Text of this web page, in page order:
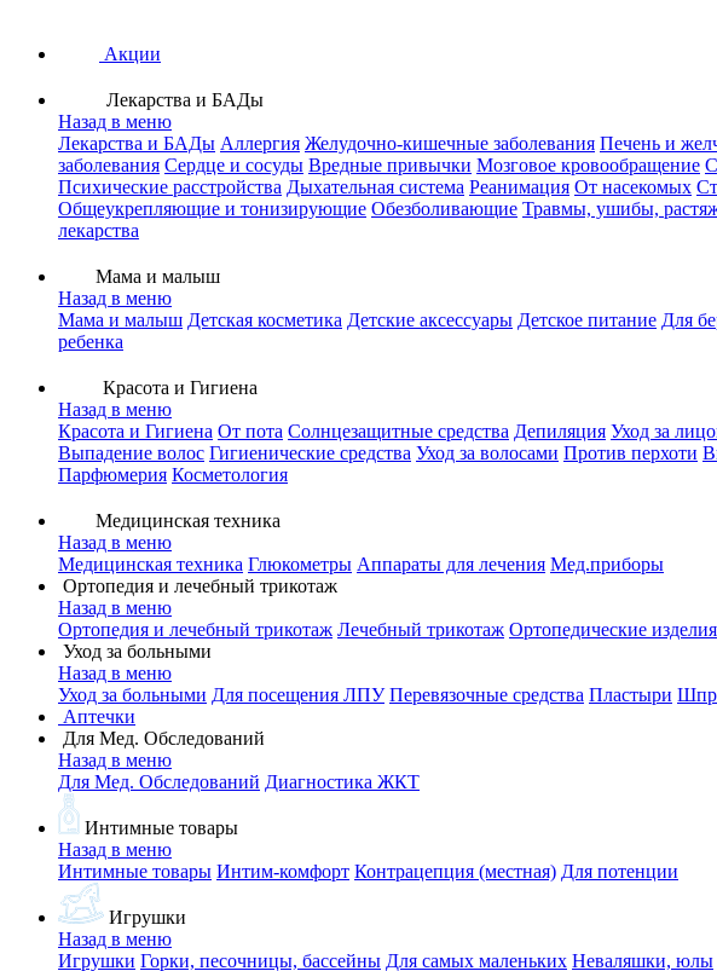
Акции
Лекарства и БАДы
Назад в меню
Лекарства и БАДы Аллергия Желудочно-кишечные заболевания Печень и
заболевания Сердце и сосуды Вредные привычки Мозговое кровообращение
Психические расстройства Дыхательная система Реанимация От насекомых
Общеукрепляющие и тонизирующие Обезболивающие Травмы, ушибы,
лекарства
Мама и малыш
Назад в меню
Мама и малыш Детская косметика Детские аксессуары Детское питание Для
ребенка
Красота и Гигиена
Назад в меню
Красота и Гигиена От пота Солнцезащитные средства Депиляция Уход за
Выпадение волос Гигиенические средства Уход за волосами Против перхоти
Парфюмерия Косметология
Медицинская техника
Назад в меню
Медицинская техника Глюкометры Аппараты для лечения Мед.приборы
Ортопедия и лечебный трикотаж
Назад в меню
Ортопедия и лечебный трикотаж Лечебный трикотаж Ортопедические изделия
Уход за больными
Назад в меню
Уход за больными Для посещения ЛПУ Перевязочные средства Пластыри
Аптечки
Для Мед. Обследований
Назад в меню
Для Мед. Обследований Диагностика ЖКТ
Интимные товары
Назад в меню
Интимные товары Интим-комфорт Контрацепция (местная) Для потенции
Игрушки
Назад в меню
Игрушки Горки, песочницы, бассейны Для самых маленьких Неваляшки, юлы